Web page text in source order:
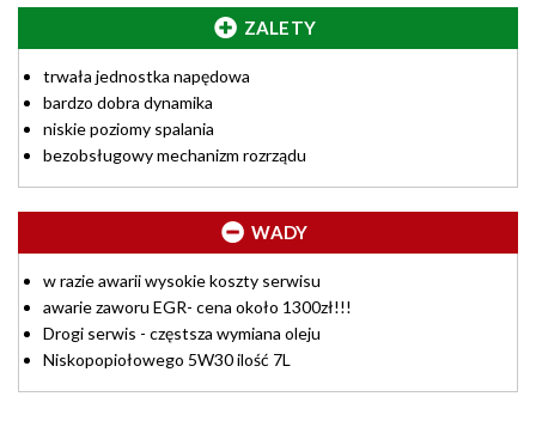
ZALETY
trwała jednostka napędowa
bardzo dobra dynamika
niskie poziomy spalania
bezobsługowy mechanizm rozrządu
WADY
w razie awarii wysokie koszty serwisu
awarie zaworu EGR- cena około 1300zł!!!
Drogi serwis - częstsza wymiana oleju
Niskopopiołowego 5W30 ilość 7L